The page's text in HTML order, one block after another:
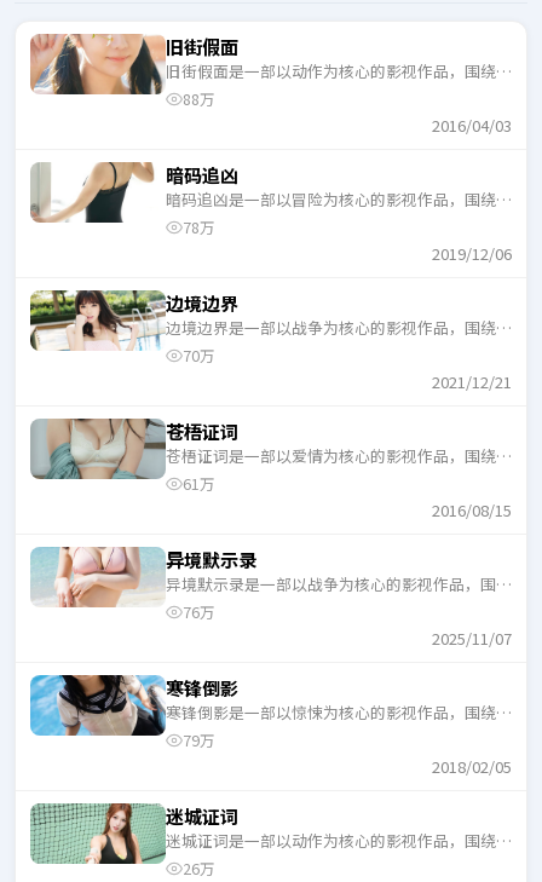
旧街假面
旧街假面是一部以动作为核心的影视作品，围绕危
机、反转与人物成长展开，整体节奏紧凑，适合一
88万
2016/04/03
暗码追凶
暗码追凶是一部以冒险为核心的影视作品，围绕危
机、反转与人物成长展开，整体节奏紧凑，适合一
78万
2019/12/06
边境边界
边境边界是一部以战争为核心的影视作品，围绕危
机、反转与人物成长展开，整体节奏紧凑，适合一
70万
2021/12/21
苍梧证词
苍梧证词是一部以爱情为核心的影视作品，围绕危
机、反转与人物成长展开，整体节奏紧凑，适合一
61万
2016/08/15
异境默示录
异境默示录是一部以战争为核心的影视作品，围绕
危机、反转与人物成长展开，整体节奏紧凑，适合
76万
2025/11/07
寒锋倒影
寒锋倒影是一部以惊悚为核心的影视作品，围绕危
机、反转与人物成长展开，整体节奏紧凑，适合一
79万
2018/02/05
迷城证词
迷城证词是一部以动作为核心的影视作品，围绕危
机、反转与人物成长展开，整体节奏紧凑，适合一
26万